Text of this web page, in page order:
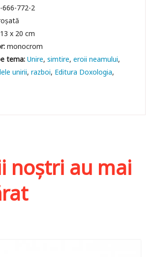
666-772-2
13 x 20 cm
monocrom
Unire simtire eroii neamului
unirii razboi Editura Doxologia
noștri au mai